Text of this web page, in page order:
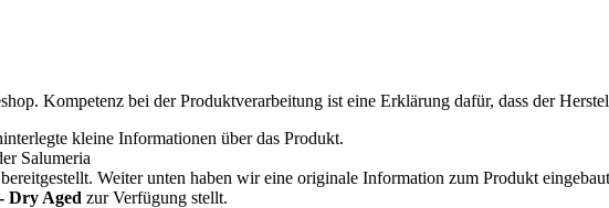
Kompetenz bei der Produktverarbeitung ist eine Erklärung dafür, dass der
kleine Informationen über das Produkt.
Salumeria
Weiter unten haben wir eine originale Information zum Produkt
Dry Aged zur Verfügung stellt.